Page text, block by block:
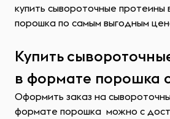
купить сывороточные протеины
порошка по самым выгодным
Купить
в формате порошка
Оформить заказ на
формате порошка можно с